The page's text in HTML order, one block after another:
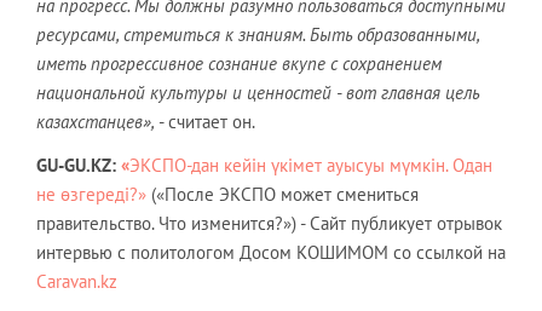
на прогресс. Мы должны разумно пользоваться доступными
ресурсами, стремиться к знаниям. Быть образованными,
иметь прогрессивное сознание вкупе с сохранением
национальной культуры и ценностей - вот главная цель
казахстанцев», - считает он.
GU-GU.KZ: «ЭКСПО-дан кейін үкімет ауысуы мүмкін. Одан
не өзгереді?» («После ЭКСПО может смениться
правительство. Что изменится?») - Сайт публикует отрывок
интервью с политологом Досом КОШИМОМ со ссылкой на
Caravan.kz